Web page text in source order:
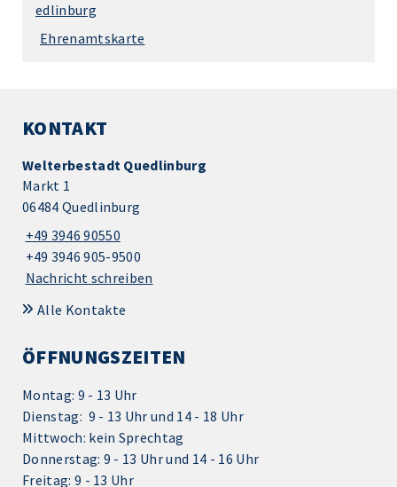
edlinburg
Ehrenamtskarte
KONTAKT
Welterbestadt Quedlinburg
Markt 1
06484 Quedlinburg
+49 3946 90550
+49 3946 905-9500
Nachricht schreiben
Alle Kontakte
ÖFFNUNGSZEITEN
Montag: 9 - 13 Uhr
Dienstag: 9 - 13 Uhr und 14 - 18 Uhr
Mittwoch: kein Sprechtag
Donnerstag: 9 - 13 Uhr und 14 - 16 Uhr
Freitag: 9 - 13 Uhr